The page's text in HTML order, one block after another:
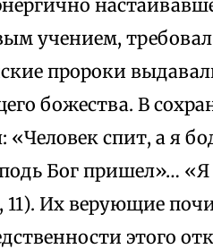
учением,
пророки
божества. В
«Человек спит, а я
Бог пришел»… «Я
11). Их верующие
этого